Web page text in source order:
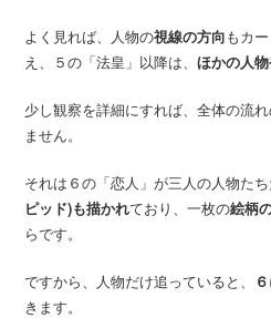
よく見れば、人物の視線の方向もカ
え、５の「法皇」以降は、 ほかの人
少し観察を詳細にすれば、全体の流
ません。
それは６の「恋人」が三人の人物た
ピッド)も描かれており、一枚の絵柄
らです。
ですから、人物だけ追っていると、
きます。